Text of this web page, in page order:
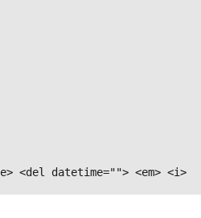
<del datetime=""> <em> <i>